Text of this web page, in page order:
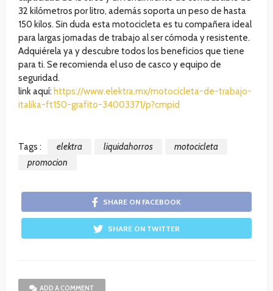
32 kilómetros por litro, además soporta un peso de hasta
150 kilos. Sin duda esta motocicleta es tu compañera ideal
para largas jornadas de trabajo al ser cómoda y resistente.
Adquiérela ya y descubre todos los beneficios que tiene
para ti. Se recomienda el uso de casco y equipo de
seguridad.
link aquí: https://www.elektra.mx/motocicleta-de-trabajo-
italika-ft150-grafito-34003371/p?cmpid
Tags : elektra liquidahorros
motocicleta
promocion
SHARE ON FACEBOOK
SHARE ON TWITTER
ADD A COMMENT